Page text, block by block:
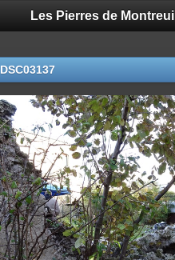
Les Pierres de Montreuil
DSC03137